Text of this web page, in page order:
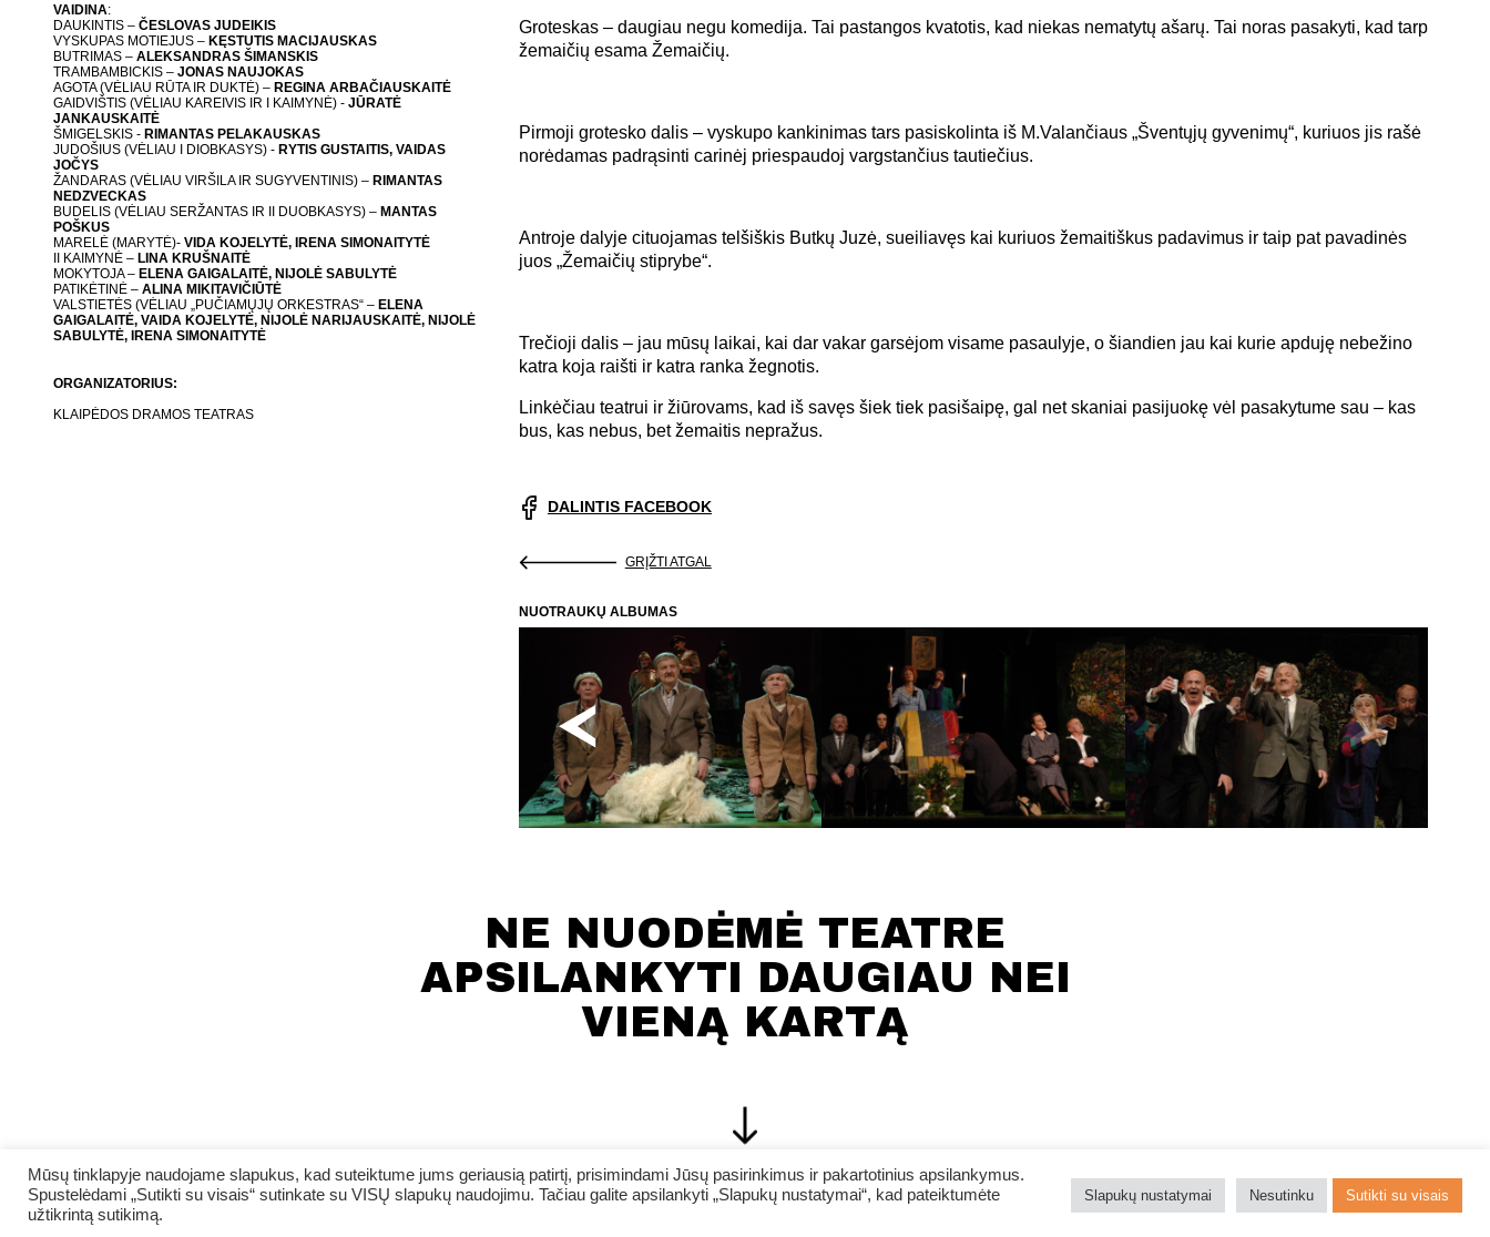
VAIDINA:
DAUKINTIS – ČESLOVAS JUDEIKIS
VYSKUPAS MOTIEJUS – KĘSTUTIS MACIJAUSKAS
BUTRIMAS – ALEKSANDRAS ŠIMANSKIS
TRAMBAMBICKIS – JONAS NAUJOKAS
AGOTA (VĖLIAU RŪTA IR DUKTĖ) – REGINA ARBAČIAUSKAITĖ
GAIDVIŠTIS (VĖLIAU KAREIVIS IR I KAIMYNĖ) - JŪRATĖ
JANKAUSKAITĖ
ŠMIGELSKIS - RIMANTAS PELAKAUSKAS
JUDOŠIUS (VĖLIAU I DIOBKASYS) - RYTIS GUSTAITIS, VAIDAS
JOČYS
ŽANDARAS (VĖLIAU VIRŠILA IR SUGYVENTINIS) – RIMANTAS
NEDZVECKAS
BUDELIS (VĖLIAU SERŽANTAS IR II DUOBKASYS) – MANTAS
POŠKUS
MARELĖ (MARYTĖ)- VIDA KOJELYTĖ, IRENA SIMONAITYTĖ
II KAIMYNĖ – LINA KRUŠNAITĖ
MOKYTOJA – ELENA GAIGALAITĖ, NIJOLĖ SABULYTĖ
PATIKĖTINĖ – ALINA MIKITAVIČIŪTĖ
VALSTIETĖS (VĖLIAU „PUČIAMŲJŲ ORKESTRAS“ – ELENA
GAIGALAITĖ, VAIDA KOJELYTĖ, NIJOLĖ NARIJAUSKAITĖ, NIJOLĖ
SABULYTĖ, IRENA SIMONAITYTĖ
ORGANIZATORIUS:
KLAIPĖDOS DRAMOS TEATRAS
Groteskas – daugiau negu komedija. Tai pastangos kvatotis, kad niekas nematytų ašarų. Tai noras pasakyti, kad tarp
žemaičių esama Žemaičių.
Pirmoji grotesko dalis – vyskupo kankinimas tars pasiskolinta iš M.Valančiaus „Šventųjų gyvenimų“, kuriuos jis rašė
norėdamas padrąsinti carinėj priespaudoj vargstančius tautiečius.
Antroje dalyje cituojamas telšiškis Butkų Juzė, sueiliavęs kai kuriuos žemaitiškus padavimus ir taip pat pavadinės
juos „Žemaičių stiprybe“.
Trečioji dalis – jau mūsų laikai, kai dar vakar garsėjom visame pasaulyje, o šiandien jau kai kurie apduję nebežino
katra koja raišti ir katra ranka žegnotis.
Linkėčiau teatrui ir žiūrovams, kad iš savęs šiek tiek pasišaipę, gal net skaniai pasijuokę vėl pasakytume sau – kas
bus, kas nebus, bet žemaitis nepražus.
DALINTIS FACEBOOK
GRĮŽTI ATGAL
NUOTRAUKŲ ALBUMAS
NE NUODĖMĖ TEATRE
APSILANKYTI DAUGIAU NEI
VIENĄ KARTĄ
Mūsų tinklapyje naudojame slapukus, kad suteiktume jums geriausią patirtį, prisimindami Jūsų pasirinkimus ir pakartotinius apsilankymus.
Spustelėdami „Sutikti su visais“ sutinkate su VISŲ slapukų naudojimu. Tačiau galite apsilankyti „Slapukų nustatymai“, kad pateiktumėte
užtikrintą sutikimą.
Slapukų nustatymai Nesutinku Sutikti su visais